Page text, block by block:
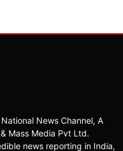
News Channel, A
Mass Media Pvt Ltd.
news reporting in India,